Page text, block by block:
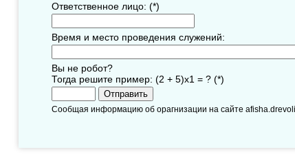
Ответственное лицо: (*)
Время и место проведения служений:
Вы не робот?
Тогда решите пример: (2 + 5)х1 = ? (*)
Сообщая информацию об орагнизации на сайте